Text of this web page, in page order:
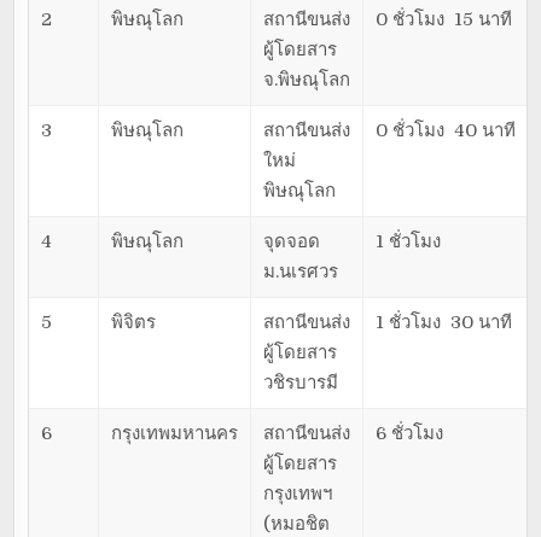
2 พิษณุโลก
สถานีขนส่ง
ผู้โดยสาร
จ.พิษณุโลก
0 ชั่วโมง 15 นาที
3 พิษณุโลก
สถานีขนส่ง
ใหม่
พิษณุโลก
0 ชั่วโมง 40 นาที
4 พิษณุโลก
จุดจอด
ม.นเรศวร
1 ชั่วโมง
5 พิจิตร
สถานีขนส่ง
ผู้โดยสาร
วชิรบารมี
1 ชั่วโมง 30 นาที
6 กรุงเทพมหานคร
สถานีขนส่ง
ผู้โดยสาร
กรุงเทพฯ
(หมอชิต
6 ชั่วโมง